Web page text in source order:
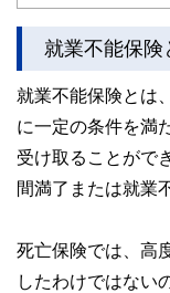
就業不能保険
就業不能保険とは
に一定の条件を満
受け取ることがで
間満了または就業
死亡保険では、高
したわけではない